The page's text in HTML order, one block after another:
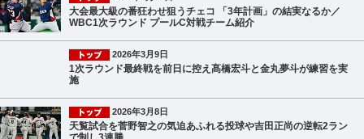
大会最大級の番狂わせ狙うチェコ 「3年計画」の結実なるか／
WBC1次ラウンド プールC対戦チーム紹介
2026年3月9日
1次ラウンド最終戦を前日に控え髙橋宏斗と金丸夢斗が練習を実
施
2026年3月8日
天覧試合を菅野智之の気迫あふれる投球や吉田正尚の逆転2ラン